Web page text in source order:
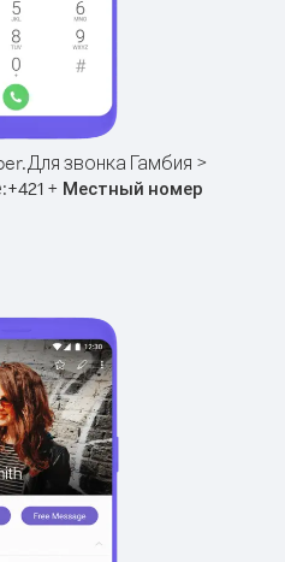
Для звонка Гамбия >
+421 + Местный номер